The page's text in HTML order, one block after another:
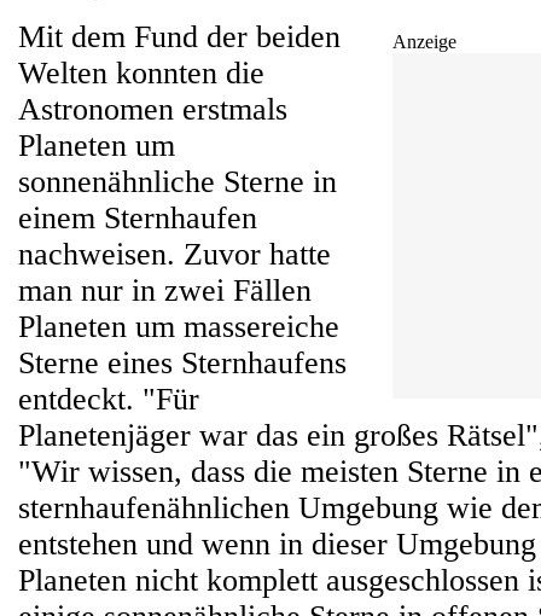
Anzeige
Mit dem Fund der beiden
Welten konnten die
Astronomen erstmals
Planeten um
sonnenähnliche Sterne in
einem Sternhaufen
nachweisen. Zuvor hatte
man nur in zwei Fällen
Planeten um massereiche
Sterne eines Sternhaufens
entdeckt. "Für
Planetenjäger war das ein großes
"Wir wissen, dass die meisten Sterne in
sternhaufenähnlichen Umgebung wie
entstehen und wenn in dieser
Planeten nicht komplett ausgeschlossen